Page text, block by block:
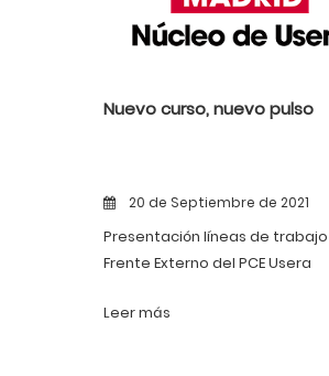
Nuevo curso, nuevo pulso
20 de Septiembre de 2021
Presentación líneas de
Frente Externo del PCE Usera
Leer más